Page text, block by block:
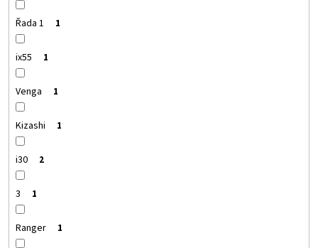
Řada 1 1
ix55 1
Venga 1
Kizashi 1
i30 2
3 1
Ranger 1